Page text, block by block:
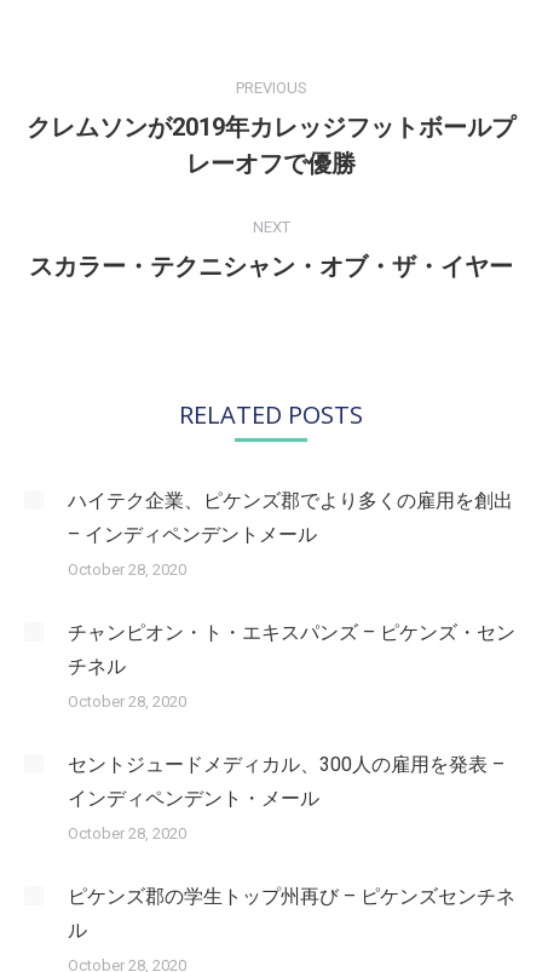
PREVIOUS
Previous
post:
クレムソンが2019年カレッジフットボールプ
レーオフで優勝
NEXT
Next
スカラー・テクニシャン・オブ・ザ・イヤー
RELATED POSTS
ハイテク企業、ピケンズ郡でより多くの雇用を創出
– インディペンデントメール
October 28, 2020
チャンピオン・ト・エキスパンズ – ピケンズ・セン
チネル
October 28, 2020
セントジュードメディカル、300人の雇用を発表 –
インディペンデント・メール
October 28, 2020
ピケンズ郡の学生トップ州再び – ピケンズセンチネ
ル
October 28, 2020